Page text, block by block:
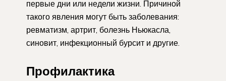
первые дни или недели жизни. Причиной
такого явления могут быть заболевания:
ревматизм, артрит, болезнь Ньюкасла,
синовит, инфекционный бурсит и другие.
Профилактика